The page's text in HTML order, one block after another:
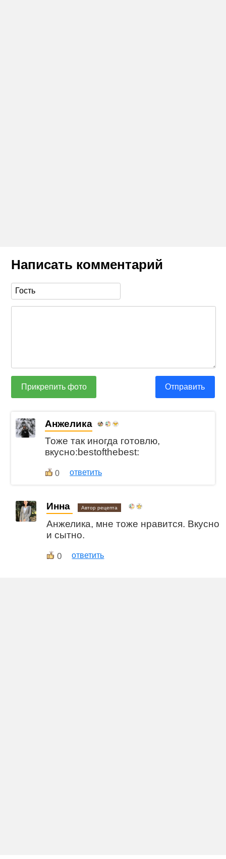
Написать комментарий
Прикрепить фото Отправить
Анжелика
Тоже так иногда готовлю,
вкусно:bestofthebest:
0 ответить
Инна Автор рецепта
Анжелика, мне тоже нравится. Вкусно
и сытно.
0 ответить